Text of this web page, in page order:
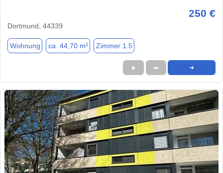
250 €
Dortmund, 44339
Wohnung ca. 44,70 m² Zimmer 1.5
★ ➦ ➜